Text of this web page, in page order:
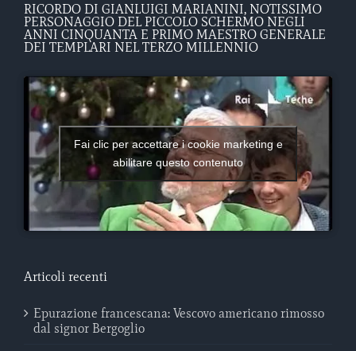
RICORDO DI GIANLUIGI MARIANINI, NOTISSIMO
PERSONAGGIO DEL PICCOLO SCHERMO NEGLI
ANNI CINQUANTA E PRIMO MAESTRO GENERALE
DEI TEMPLARI NEL TERZO MILLENNIO
Fai clic per accettare i cookie marketing e
abilitare questo contenuto
Articoli recenti
Epurazione francescana: Vescovo americano rimosso
dal signor Bergoglio